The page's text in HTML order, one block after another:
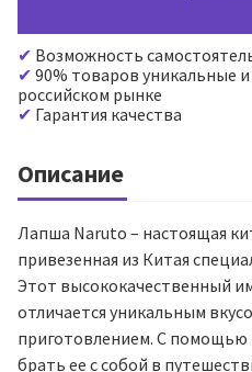
Возможность
90% товаров уникальные
российском рынке
Гарантия качества
Описание
Лапша Naruto – настоящая
привезенная из Китая
Этот высококачественный
отличается уникальным
приготовлением. С
брать ее с собой в